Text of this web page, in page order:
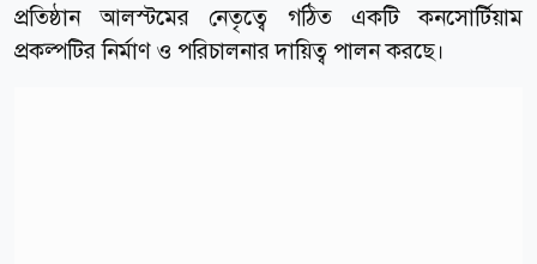
প্রতিষ্ঠান আলস্টমের নেতৃত্বে গঠিত একটি কনসোর্টিয়াম
প্রকল্পটির নির্মাণ ও পরিচালনার দায়িত্ব পালন করছে।